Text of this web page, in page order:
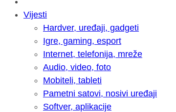
Vijesti
Hardver, uređaji, gadgeti
Igre, gaming, esport
Internet, telefonija, mreže
Audio, video, foto
Mobiteli, tableti
Pametni satovi, nosivi uređaji
Softver, aplikacije